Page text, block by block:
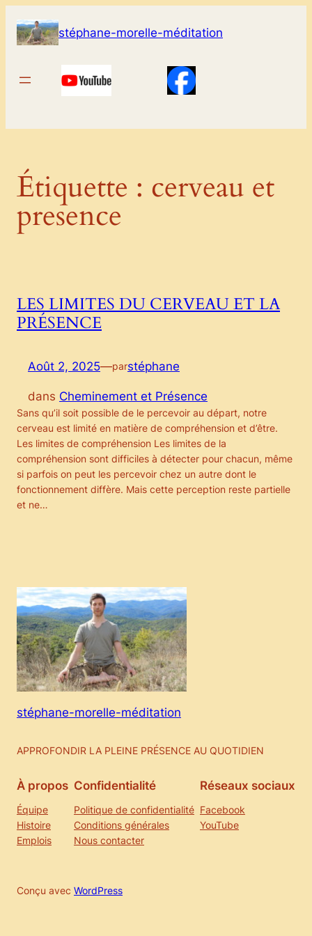
au
stéphane-morelle-méditation
Étiquette : cerveau et
presence
LES LIMITES DU CERVEAU ET LA
PRÉSENCE
Août 2, 2025—parstéphane
dans Cheminement et Présence
Sans qu’il soit possible de le percevoir au départ, notre
cerveau est limité en matière de compréhension et d’être.
Les limites de compréhension Les limites de la
compréhension sont difficiles à détecter pour chacun, même
si parfois on peut les percevoir chez un autre dont le
fonctionnement diffère. Mais cette perception reste partielle
et ne…
stéphane-morelle-méditation
APPROFONDIR LA PLEINE PRÉSENCE AU QUOTIDIEN
À propos
Équipe
Histoire
Emplois
Confidentialité
Politique de confidentialité
Conditions générales
Nous contacter
Réseaux sociaux
Facebook
YouTube
Conçu avec WordPress